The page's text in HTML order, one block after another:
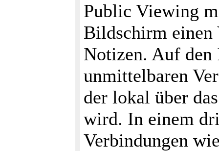
Public Viewing
Bildschirm einen
Notizen. Auf den
unmittelbaren
der lokal über
wird. In einem
Verbindungen